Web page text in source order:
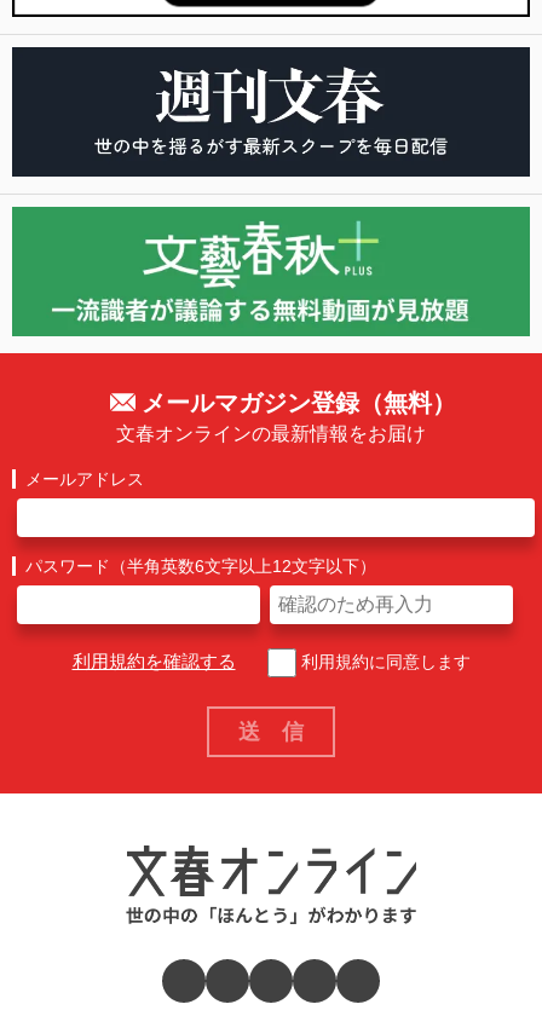
メールマガジン登録（無料）
文春オンラインの最新情報をお届け
メールアドレス
パスワード（半角英数6文字以上12文字以下）
利用規約を確認する 利用規約に同意します